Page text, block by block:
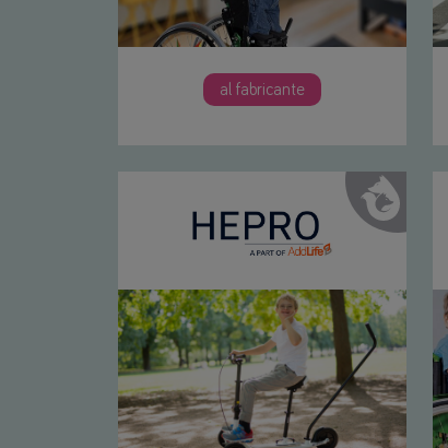
al fabricante